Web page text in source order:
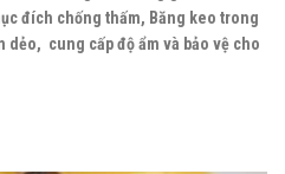
đích chống thấm, Băng keo trong
dẻo, cung cấp độ ẩm và bảo vệ cho